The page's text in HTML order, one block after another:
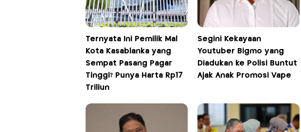
Ternyata Ini Pemilik Mal
Kota Kasablanka yang
Sempat Pasang Pagar
Tinggi? Punya Harta Rp17
Triliun
Segini Kekayaan
Youtuber Bigmo yang
Diadukan ke Polisi Buntut
Ajak Anak Promosi Vape